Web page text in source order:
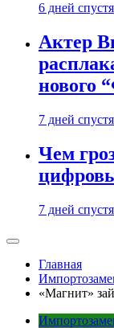
6 дней спустя
Актер
нового
7 дней спустя
Чем
7 дней спустя
Главная
«Магнит»